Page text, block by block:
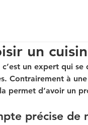
un
un expert qui
Contrairement à
permet d’avoir un
précise de